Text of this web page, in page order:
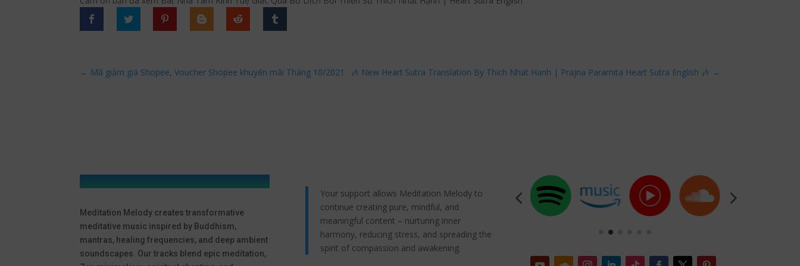
← Mã giảm giá Shopee, Voucher Shopee khuyến mãi Tháng 10/2021 🎶 New Heart Sutra Translation By Thich Nhat Hanh | Prajna Paramita Heart Sutra English 🎶 →
Meditation Melody creates transformative
meditative music inspired by Buddhism,
mantras, healing frequencies, and deep ambient
soundscapes. Our tracks blend epic meditation,
Your support allows Meditation Melody to
continue creating pure, mindful, and
meaningful content – nurturing inner
harmony, reducing stress, and spreading the
spirit of compassion and awakening.